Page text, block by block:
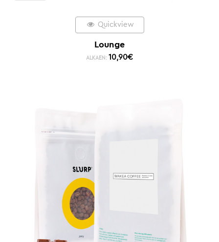
Quickview
Lounge
ALKAEN: 10,90€